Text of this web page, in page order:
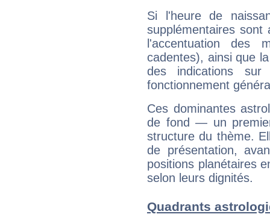
Si l'heure de
supplémentaires sont
l'accentuation des
cadentes), ainsi que
des indications sur
fonctionnement
Ces dominantes
de fond — un
structure du thème.
de présentation,
positions planétaires
selon leurs dignités.
Quadrants